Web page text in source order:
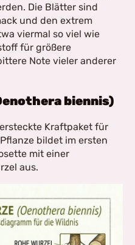
Die Blätter sind
und den extrem
viermal so viel wie
für größere
Note vieler anderer
biennis)
Kraftpaket für
bildet im ersten
mit einer
aus.